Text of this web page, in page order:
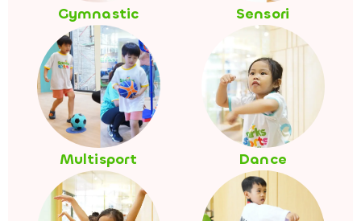
Gymnastic Sensori
Multisport Dance